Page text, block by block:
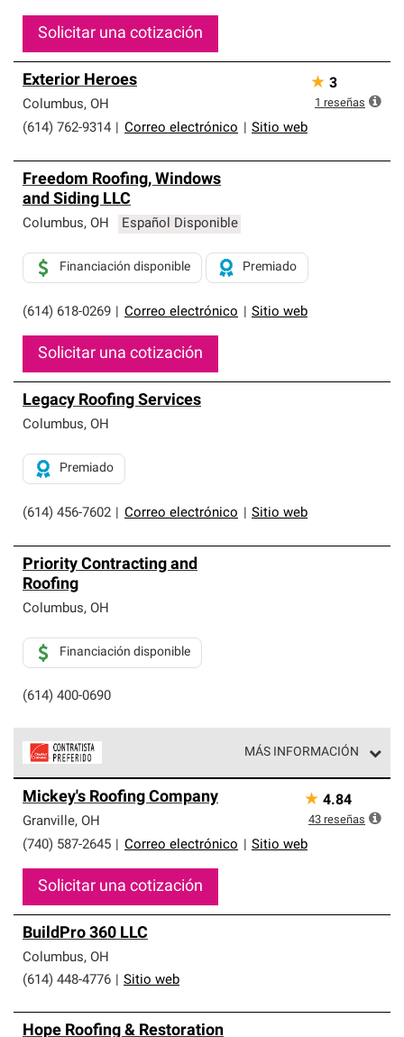
Solicitar una cotización
Exterior Heroes
Columbus, OH
(614) 762-9314
Correo electrónico Sitio web
★ 3
1 reseñas
Freedom Roofing, Windows
and Siding LLC
Columbus, OH Español Disponible
(614) 618-0269 Correo electrónico Sitio web
Financiación disponible Premiado
Solicitar una cotización
Legacy Roofing Services
Columbus, OH
(614) 456-7602 Correo electrónico Sitio web
Premiado
Priority Contracting and
Roofing
Columbus, OH
(614) 400-0690
Financiación disponible
MÁS INFORMACIÓN
parte de una red exclusiva de profesionales de techos
que cumplen con altos estándares y requisitos estrictos
de profesionalismo y confiabilidad.
Mickey's Roofing Company
Granville, OH
(740) 587-2645
Correo electrónico Sitio web
Solicitar una cotización
★ 4.84
43 reseñas
BuildPro 360 LLC
Columbus, OH
(614) 448-4776
Sitio web
Hope Roofing & Restoration